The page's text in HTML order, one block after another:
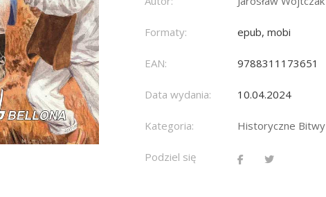
Formaty: epub, mobi
EAN: 9788311173651
Data wydania: 10.04.2024
Kategoria: Historyczne Bitwy
Podziel się